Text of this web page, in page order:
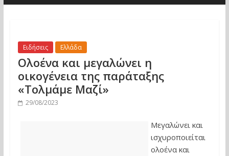
Ειδήσεις Ελλάδα
Ολοένα και μεγαλώνει η
οικογένεια της παράταξης
«Τολμάμε Μαζί»
29/08/2023
Μεγαλώνει και
ισχυροποιείται
ολοένα και